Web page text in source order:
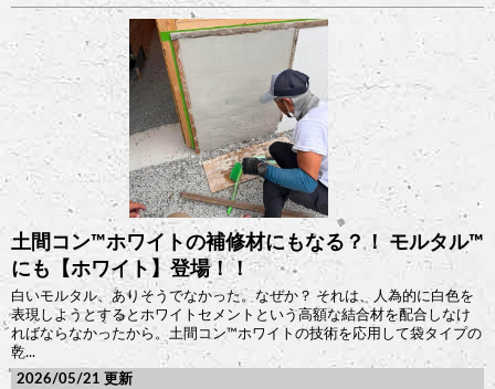
土間コン™︎ホワイトの補修材にもなる？！ モルタル™︎
にも【ホワイト】登場！！
白いモルタル、ありそうでなかった。なぜか？ それは、人為的に白色を
表現しようとするとホワイトセメントという高額な結合材を配合しなけ
ればならなかったから。土間コン™︎ホワイトの技術を応用して袋タイプの
乾...
2026/05/21